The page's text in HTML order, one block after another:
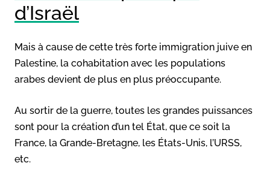
d’Israël
Mais à cause de cette très forte immigration juive en
Palestine, la cohabitation avec les populations
arabes devient de plus en plus préoccupante.
Au sortir de la guerre, toutes les grandes puissances
sont pour la création d’un tel État, que ce soit la
France, la Grande-Bretagne, les États-Unis, l’URSS,
etc.